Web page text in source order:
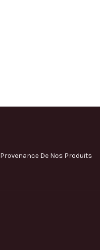
Provenance De Nos Produits